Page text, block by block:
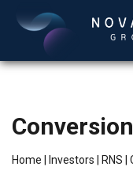
Conversion
Home Investors RNS